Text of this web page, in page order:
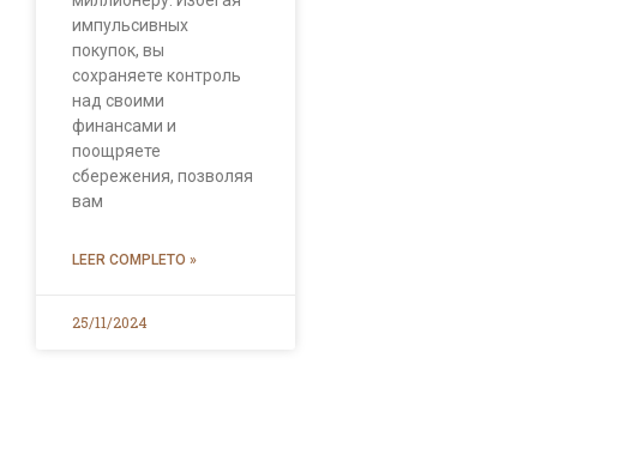
импульсивных
покупок, вы
сохраняете контроль
над своими
финансами и
поощряете
сбережения, позволяя
вам
LEER COMPLETO »
25/11/2024